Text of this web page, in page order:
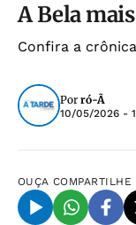
A Bela
Confira a
Por ró-Ã
10/05/2026 -
OUÇA COMPARTILHE